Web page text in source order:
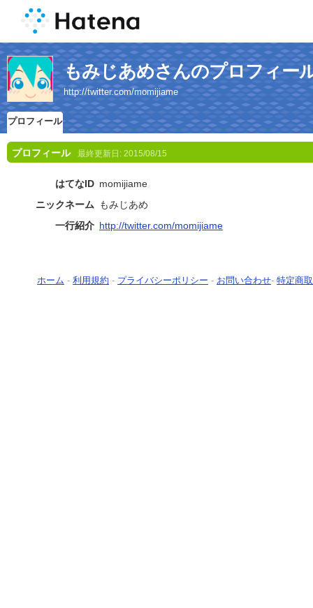
もみじあめさんのプロフィー
http://twitter.com/momijiame
プロフィール
プロフィール 最終更新日: 2015/08/15
はてなID momijiame
ニックネーム もみじあめ
一行紹介 http://twitter.com/momijiame
ホーム - 利用規約 - プライバシーポリシー - お問い合わせ- 特定商